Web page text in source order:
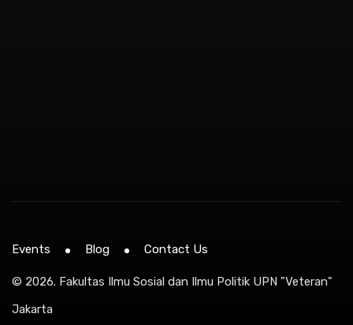
© 2026. Fakultas Ilmu Sosial dan Ilmu Politik UPN "Veteran"
Jakarta
Events Blog Contact Us